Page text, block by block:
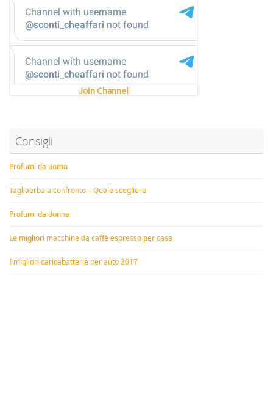
Join Channel
Consigli
Profumi da uomo
Tagliaerba a confronto – Quale scegliere
Profumi da donna
Le migliori macchine da caffè espresso per casa
I migliori caricabatterie per auto 2017